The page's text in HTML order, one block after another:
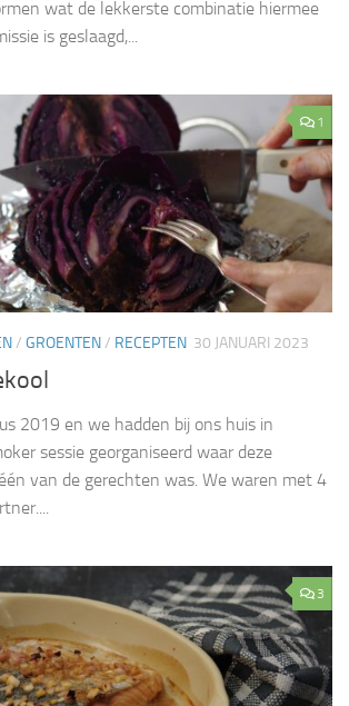
wat de lekkerste combinatie hiermee
is geslaagd,...
1
/ GROENTEN/ RECEPTEN 30 JANUARI 2023
2019 en we hadden bij ons huis in
sessie georganiseerd waar deze
van de gerechten was. We waren met 4
3